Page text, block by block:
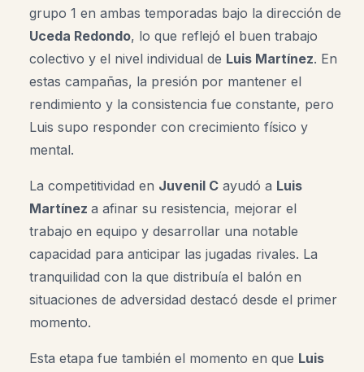
grupo 1 en ambas temporadas bajo la dirección de
Uceda Redondo, lo que reflejó el buen trabajo
colectivo y el nivel individual de Luis Martínez. En
estas campañas, la presión por mantener el
rendimiento y la consistencia fue constante, pero
Luis supo responder con crecimiento físico y
mental.
La competitividad en Juvenil C ayudó a Luis
Martínez a afinar su resistencia, mejorar el
trabajo en equipo y desarrollar una notable
capacidad para anticipar las jugadas rivales. La
tranquilidad con la que distribuía el balón en
situaciones de adversidad destacó desde el primer
momento.
Esta etapa fue también el momento en que Luis